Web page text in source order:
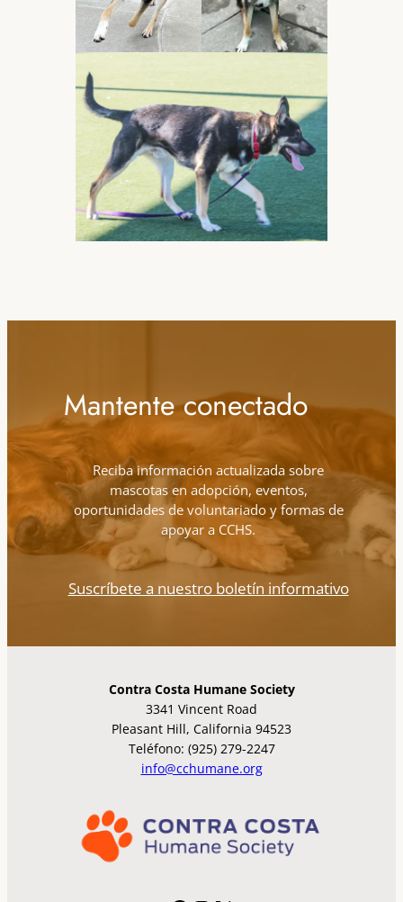
Mantente conectado
Reciba información actualizada sobre
mascotas en adopción, eventos,
oportunidades de voluntariado y formas de
apoyar a CCHS.
Suscríbete a nuestro boletín informativo
Contra Costa Humane Society
3341 Vincent Road
Pleasant Hill, California 94523
Teléfono: (925) 279-2247
info@cchumane.org